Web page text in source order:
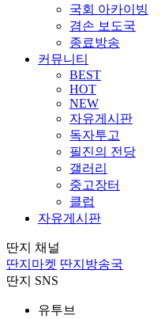
국회 아카이빙
겸손 보도국
종료방송
커뮤니티
BEST
HOT
NEW
자유게시판
독자투고
필진의 전당
갤러리
중고장터
클럽
자유게시판
딴지 채널
딴지마켓 딴지방송국
딴지 SNS
유투브